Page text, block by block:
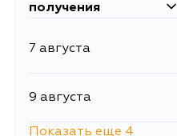
получения
7 августа
9 августа
Показать еще 4